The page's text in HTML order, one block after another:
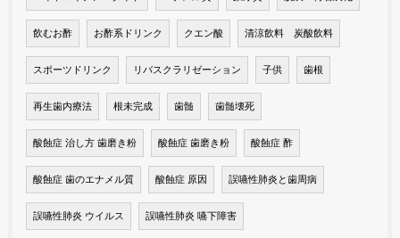
飲むお酢 お酢系ドリンク クエン酸 清涼飲料 炭酸飲料
スポーツドリンク リバスクラリゼーション 子供 歯根
再生歯内療法 根未完成 歯髄 歯髄壊死
酸蝕症 治し方 歯磨き粉 酸蝕症 歯磨き粉 酸蝕症 酢
酸蝕症 歯のエナメル質 酸蝕症 原因 誤嚥性肺炎と歯周病
誤嚥性肺炎 ウイルス 誤嚥性肺炎 嚥下障害